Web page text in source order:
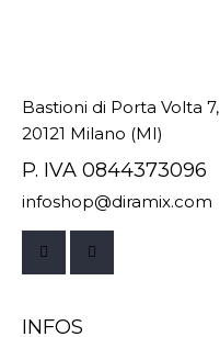
Bastioni di Porta Volta 7,
20121 Milano (MI)
P. IVA 0844373096
infoshop@diramix.com
INFOS